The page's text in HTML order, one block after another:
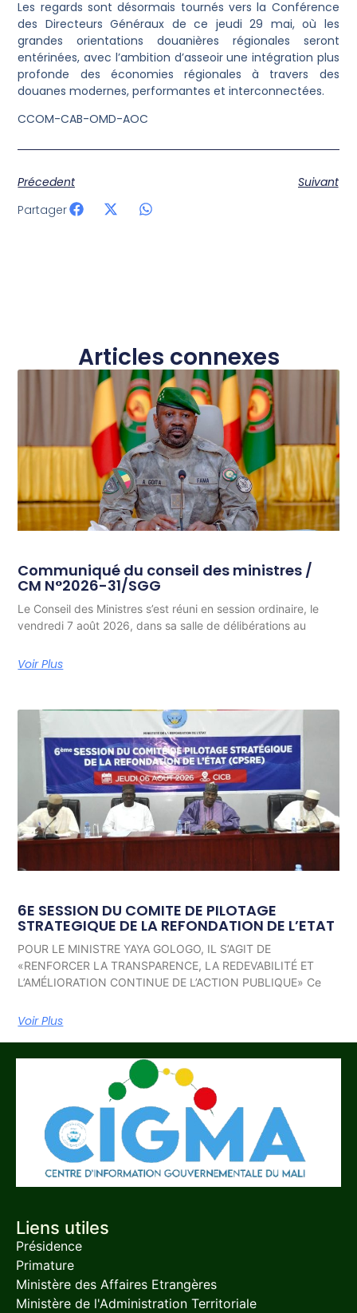
Les regards sont désormais tournés vers la Conférence
des Directeurs Généraux de ce jeudi 29 mai, où les
grandes orientations douanières régionales seront
entérinées, avec l’ambition d’asseoir une intégration plus
profonde des économies régionales à travers des
douanes modernes, performantes et interconnectées.
CCOM-CAB-OMD-AOC
Précedent
Suivant
Partager
Articles connexes
Communiqué du conseil des ministres /
CM N°2026-31/SGG
Le Conseil des Ministres s’est réuni en session ordinaire, le
vendredi 7 août 2026, dans sa salle de délibérations au
Voir Plus
6E SESSION DU COMITE DE PILOTAGE
STRATEGIQUE DE LA REFONDATION DE L’ETAT
POUR LE MINISTRE YAYA GOLOGO, IL S’AGIT DE
«RENFORCER LA TRANSPARENCE, LA REDEVABILITÉ ET
L’AMÉLIORATION CONTINUE DE L’ACTION PUBLIQUE» Ce
Voir Plus
Liens utiles
Présidence
Primature
Ministère des Affaires Etrangères
Ministère de l'Administration Territoriale